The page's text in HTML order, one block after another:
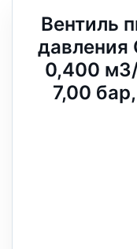
Вентиль
давления
0,400
7,00